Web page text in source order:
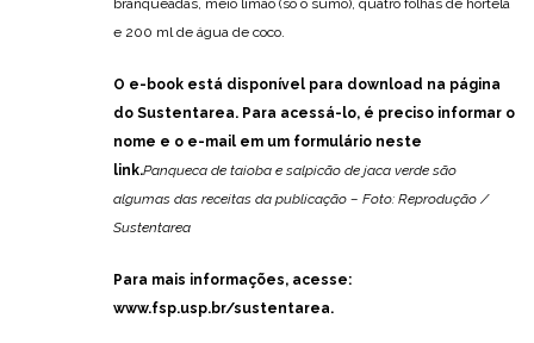
e 200 ml de água de coco.
O e-book está disponível para download na página
do Sustentarea. Para acessá-lo, é preciso informar o
nome e o e-mail em um formulário neste
link.Panqueca de taioba e salpicão de jaca verde são
algumas das receitas da publicação – Foto: Reprodução /
Sustentarea
Para mais informações, acesse:
www.fsp.usp.br/sustentarea.